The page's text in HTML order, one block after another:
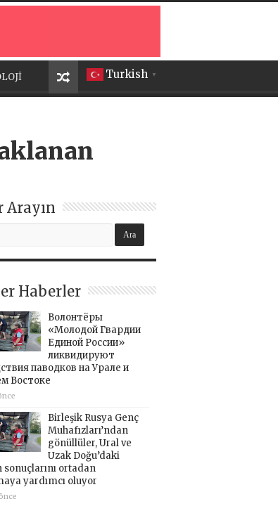
Turkish ▼
Arayın
Haberler
Волонтёры
«Молодой Гвардии
Единой России»
ликвидируют
паводков на Урале и
Востоке
Birleşik Rusya Genç
Muhafızları’ndan
gönüllüler, Ural ve
Uzak Doğu’daki
sonuçlarını ortadan
yardımcı oluyor